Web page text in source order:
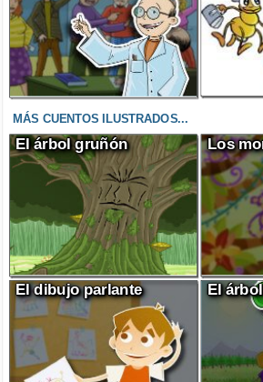
MÁS CUENTOS ILUSTRADOS...
El árbol gruñón Los
El dibujo parlante El